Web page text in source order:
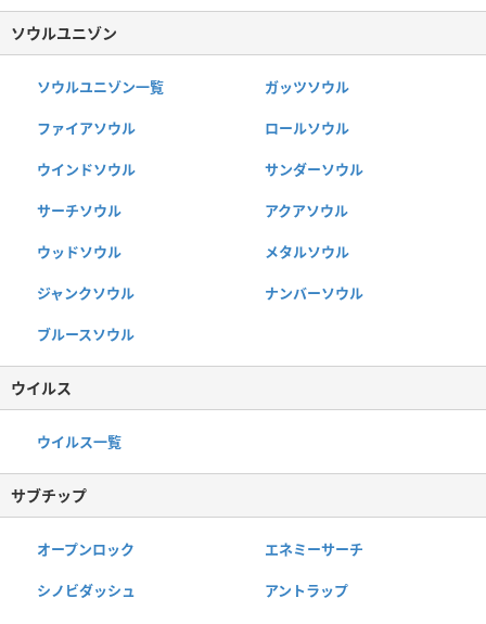
ソウルユニゾン
ソウルユニゾン一覧 ガッツソウル
ファイアソウル ロールソウル
ウインドソウル サンダーソウル
サーチソウル アクアソウル
ウッドソウル メタルソウル
ジャンクソウル ナンバーソウル
ブルースソウル
ウイルス
ウイルス一覧
サブチップ
オープンロック エネミーサーチ
シノビダッシュ アントラップ